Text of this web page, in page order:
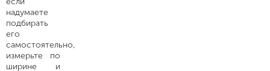
надумаете
подбирать
его
самостоятельно,
измерьте по
ширине и